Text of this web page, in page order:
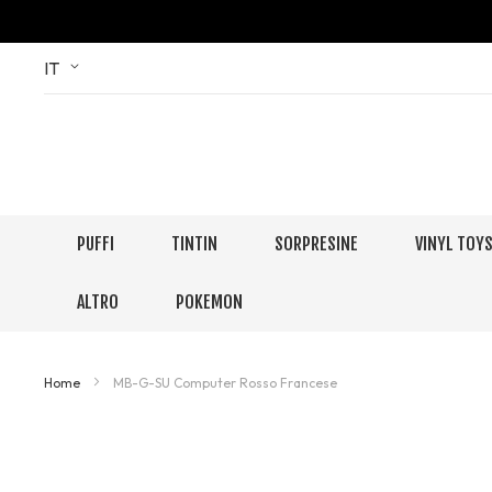
Skip
Language
IT
PUFFI TINTIN SORPRESINE VINYL TOYS
ALTRO POKEMON
Home MB-G-SU Computer Rosso Francese